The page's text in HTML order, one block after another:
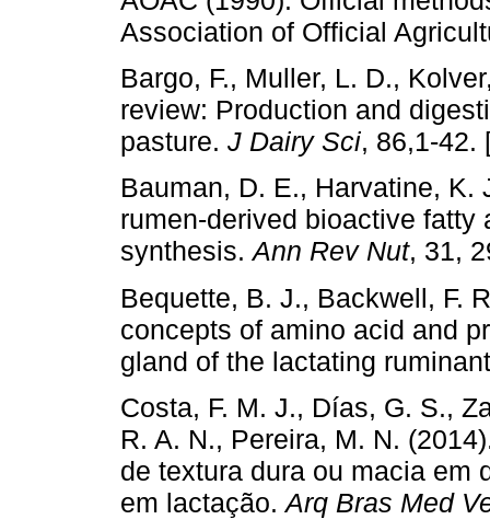
Association of Official
Bargo, F., Muller, L. D.,
review: Production and
pasture. J Dairy Sci, 86,1-42.
Bauman, D. E., Harvatine, K.
rumen-derived bioactive
synthesis.Ann Rev Nut, 31,
Bequette, B. J., Backwell, F.
concepts of amino acid and
gland of the lactating
Costa, F. M. J., Días, G. S.,
R. A. N., Pereira, M. N.
de textura dura ou macia em
em lactação.Arq Bras Med